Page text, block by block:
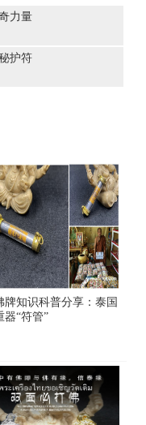
力量
护符
牌知识科普分享：泰国
器“符管”